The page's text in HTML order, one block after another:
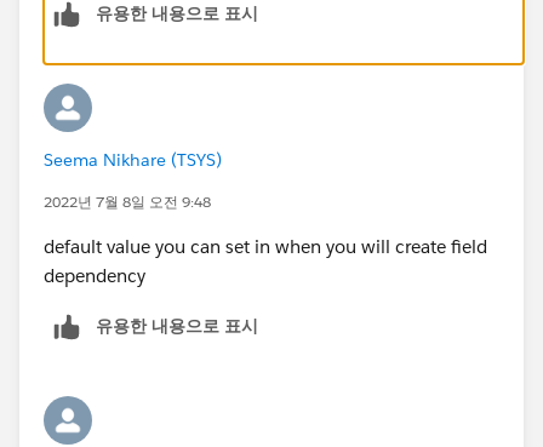
유용한 내용으로 표시
Seema Nikhare (TSYS)
2022년 7월 8일 오전 9:48
default value you can set in when you will create field
dependency
유용한 내용으로 표시